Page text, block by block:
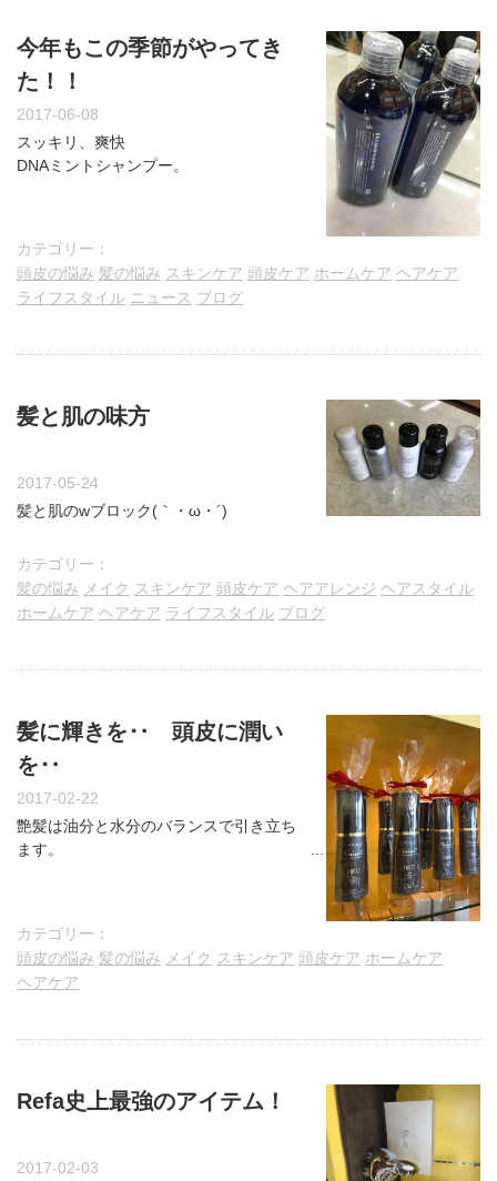
今年もこの季節がやってき
た！！
2017-06-08
スッキリ、爽快
DNAミントシャンプー。
カテゴリー：
頭皮の悩み 髪の悩み スキンケア 頭皮ケア ホームケア ヘアケア
ライフスタイル ニュース ブログ
髪と肌の味方
2017-05-24
髪と肌のwブロック(｀・ω・´)
カテゴリー：
髪の悩み メイク スキンケア 頭皮ケア ヘアアレンジ ヘアスタイル
ホームケア ヘアケア ライフスタイル ブログ
髪に輝きを‥ 頭皮に潤い
を‥
2017-02-22
艶髪は油分と水分のバランスで引き立ち
ます。
髪に着ければ、アウトバストリートメン
ト。
頭皮に着ければ、脱毛予防になります。
する働きもあります。
カテゴリー：
頭皮の悩み 髪の悩み メイク スキンケア 頭皮ケア ホームケア
ヘアケア
Refa史上最強のアイテム！
2017-02-03